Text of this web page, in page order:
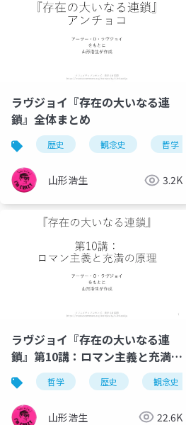
哲学 充満の原理
ラヴジョイ『存在の大いなる連
鎖』全体まとめ
歴史 観念史 哲学
山形浩生 3.2K
充満の原理
ラヴジョイ『存在の大いなる連
鎖』第10講：ロマン主義と充満の
原理
哲学 歴史 観念史
山形浩生 22.6K